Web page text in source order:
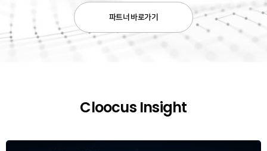
파트너 바로가기
Cloocus Insight